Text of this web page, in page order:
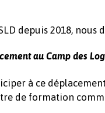
depuis 2018,
au Camp des
à ce
de formation